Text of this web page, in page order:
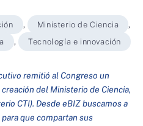
, Ministerio de Ciencia
,
, Tecnología e innovación
remitió al Congreso un
del Ministerio de Ciencia,
CTI). Desde eBIZ buscamos a
que compartan sus